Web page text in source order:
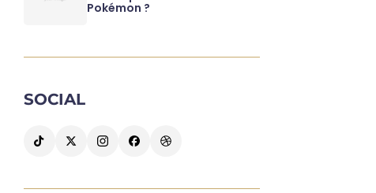
Pokémon ?
SOCIAL